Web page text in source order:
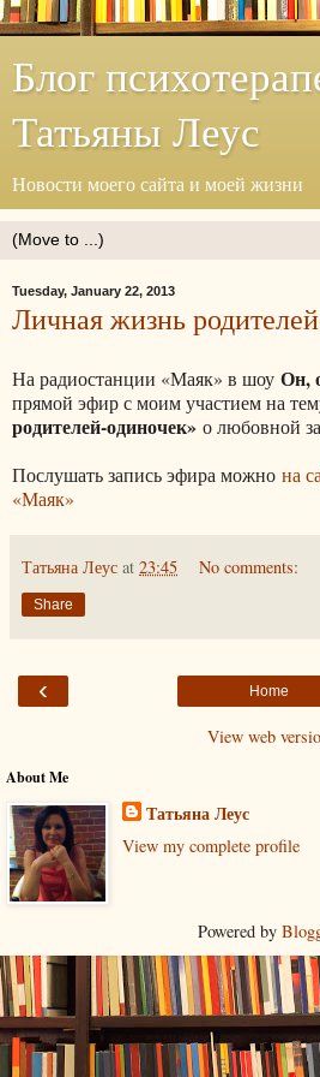
Блог
Татьяны Леус
Новости моего сайта и моей жизни
Tuesday, January 22, 2013
Личная жизнь
На радиостанции «Маяк» в шоу Он,
прямой эфир с моим участием на
родителей-одиночек» о любовной
Послушать запись эфира можно на
«Маяк»
Татьяна Леус at 23:45 No comments:
Share
‹ Home
View web
About Me
Татьяна Леус
View my complete profile
Powered by